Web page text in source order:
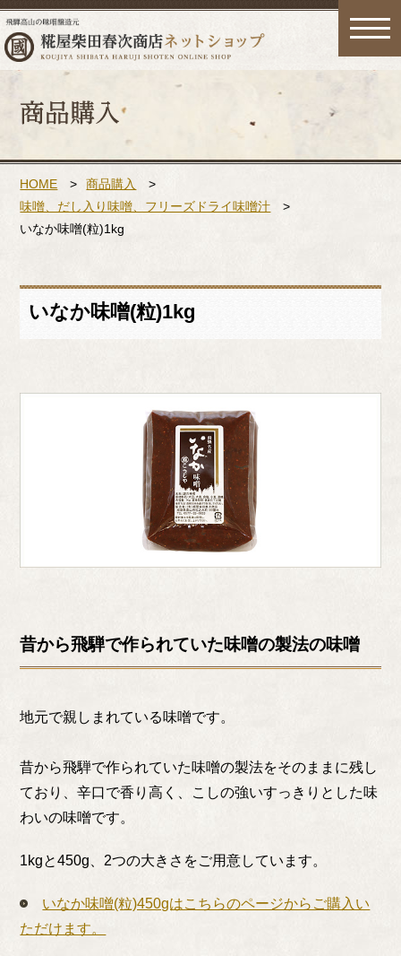
toggle
HOME > 商品購入
>
味噌、だし入り味噌、フリーズドライ味噌汁
>
いなか味噌(粒)1kg
いなか味噌(粒)1kg
昔から飛騨で作られていた味噌の製法の味噌
地元で親しまれている味噌です。
昔から飛騨で作られていた味噌の製法をそのままに残し
ており、辛口で香り高く、こしの強いすっきりとした味
わいの味噌です。
1kgと450g、2つの大きさをご用意しています。
いなか味噌(粒)450gはこちらのページからご購入い
ただけます。